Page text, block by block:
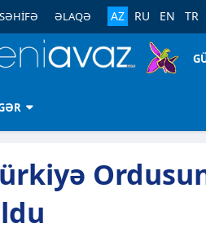
ƏLAQƏ AZ RU EN TR